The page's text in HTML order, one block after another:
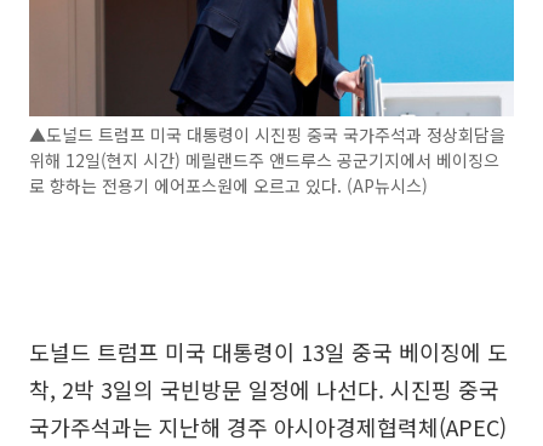
▲도널드 트럼프 미국 대통령이 시진핑 중국 국가주석과 정상회담을
위해 12일(현지 시간) 메릴랜드주 앤드루스 공군기지에서 베이징으
로 향하는 전용기 에어포스원에 오르고 있다. (AP뉴시스)
도널드 트럼프 미국 대통령이 13일 중국 베이징에 도
착, 2박 3일의 국빈방문 일정에 나선다. 시진핑 중국
국가주석과는 지난해 경주 아시아경제협력체(APEC)